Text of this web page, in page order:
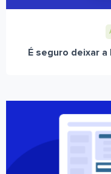
É seguro deixar